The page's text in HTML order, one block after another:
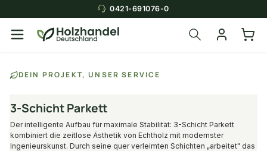
0421-691076-0
Sekunden das
DEIN PROJEKT, UNSER SERVICE
3-Schicht Parkett
Der intelligente Aufbau für maximale Stabilität: 3-Schicht Parkett
kombiniert die zeitlose Ästhetik von Echtholz mit modernster
Ingenieurskunst. Durch seine quer verleimten Schichten „arbeitet" das